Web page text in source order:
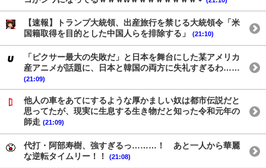
【速報】トランプ大統領、出産旅行を禁じる大統領令「米
国籍取得を目的とした中国人らを排除する」
(21:10)
「ピクサー最大の失敗だ」と日本を舞台にした某アメリカ
産アニメが話題に、日本と韓国の両方に失礼すぎるわ……
(21:09)
他人の車をあてにするような厚かましい奴は都市伝説だと
思ってたが、現実に生息する生き物だと知った令和元年の
師走 (21:09)
代打・阿部寿樹、強すぎるっ………！ あと一人から華麗
な逆転タイムリー！！
(21:08)